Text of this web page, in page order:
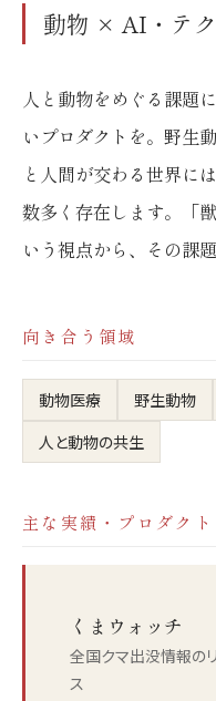
動物 × AI・テク
人と動物をめぐる課題
いプロダクトを。野生
と人間が交わる世界に
数多く存在します。「
いう視点から、その課
向き合う領域
動物医療 野生動物
人と動物の共生
主な実績・プロダクト
くまウォッチ
全国クマ出没情報の
ス